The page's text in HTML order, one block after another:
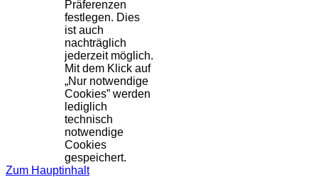
Präferenzen
festlegen. Dies
ist auch
nachträglich
jederzeit möglich.
Mit dem Klick auf
„Nur notwendige
Cookies” werden
lediglich
technisch
notwendige
Cookies
gespeichert.
Zum Hauptinhalt